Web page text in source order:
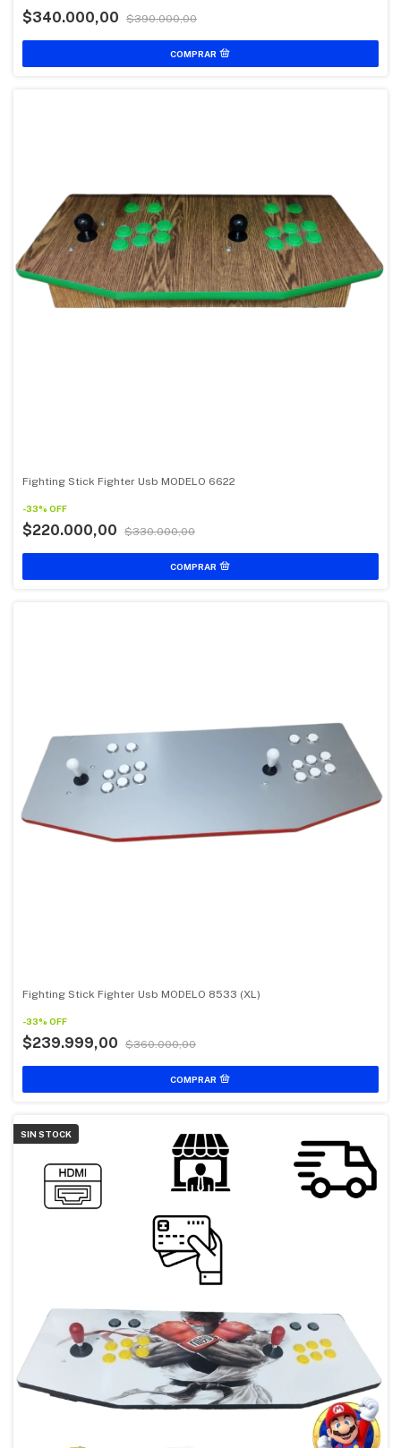
$340.000,00 $390.000,00
Fighting Stick Fighter Usb MODELO 6622
-33% OFF
$220.000,00 $330.000,00
Fighting Stick Fighter Usb MODELO 8533 (XL)
-33% OFF
$239.999,00 $360.000,00
SIN STOCK